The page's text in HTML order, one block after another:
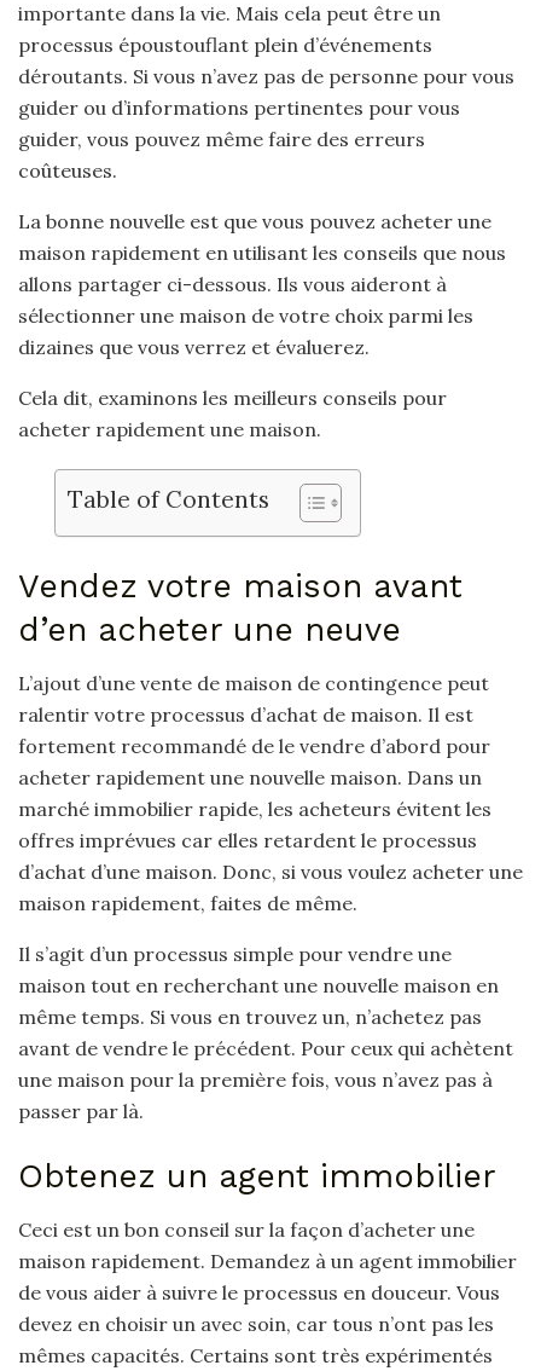
importante dans la vie. Mais cela peut être un
processus époustouflant plein d’événements
déroutants. Si vous n’avez pas de personne pour vous
guider ou d’informations pertinentes pour vous
guider, vous pouvez même faire des erreurs
coûteuses.
La bonne nouvelle est que vous pouvez acheter une
maison rapidement en utilisant les conseils que nous
allons partager ci-dessous. Ils vous aideront à
sélectionner une maison de votre choix parmi les
dizaines que vous verrez et évaluerez.
Cela dit, examinons les meilleurs conseils pour
acheter rapidement une maison.
Table of Contents
Vendez votre maison avant
d’en acheter une neuve
L’ajout d’une vente de maison de contingence peut
ralentir votre processus d’achat de maison. Il est
fortement recommandé de le vendre d’abord pour
acheter rapidement une nouvelle maison. Dans un
marché immobilier rapide, les acheteurs évitent les
offres imprévues car elles retardent le processus
d’achat d’une maison. Donc, si vous voulez acheter une
maison rapidement, faites de même.
Il s’agit d’un processus simple pour vendre une
maison tout en recherchant une nouvelle maison en
même temps. Si vous en trouvez un, n’achetez pas
avant de vendre le précédent. Pour ceux qui achètent
une maison pour la première fois, vous n’avez pas à
passer par là.
Obtenez un agent immobilier
Ceci est un bon conseil sur la façon d’acheter une
maison rapidement. Demandez à un agent immobilier
de vous aider à suivre le processus en douceur. Vous
devez en choisir un avec soin, car tous n’ont pas les
mêmes capacités. Certains sont très expérimentés